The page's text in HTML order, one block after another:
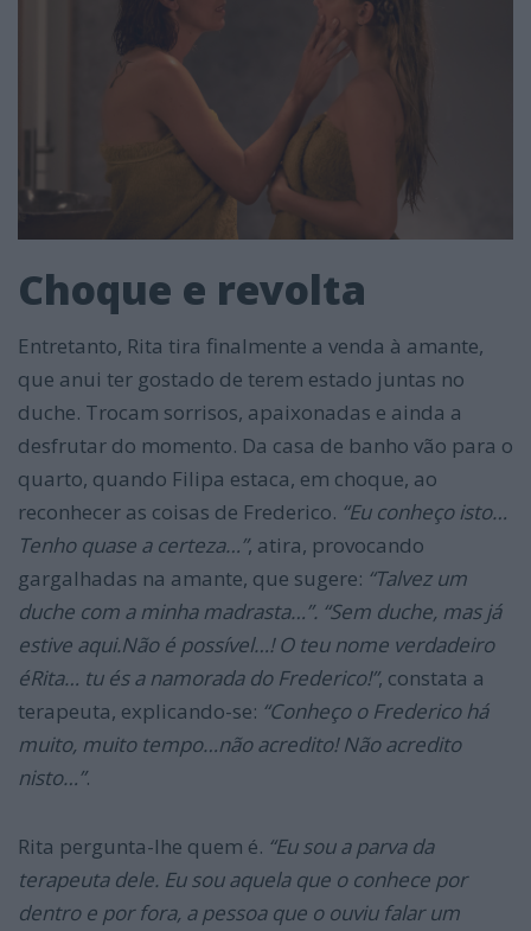
Choque e revolta
Entretanto, Rita tira finalmente a venda à amante,
que anui ter gostado de terem estado juntas no
duche. Trocam sorrisos, apaixonadas e ainda a
desfrutar do momento. Da casa de banho vão para o
quarto, quando Filipa estaca, em choque, ao
reconhecer as coisas de Frederico. “Eu conheço isto…
Tenho quase a certeza…”, atira, provocando
gargalhadas na amante, que sugere: “Talvez um
duche com a minha madrasta…”. “Sem duche, mas já
estive aqui.Não é possível…! O teu nome verdadeiro
éRita… tu és a namorada do Frederico!”, constata a
terapeuta, explicando-se: “Conheço o Frederico há
muito, muito tempo…não acredito! Não acredito
nisto…”.
Rita pergunta-lhe quem é. “Eu sou a parva da
terapeuta dele. Eu sou aquela que o conhece por
dentro e por fora, a pessoa que o ouviu falar um